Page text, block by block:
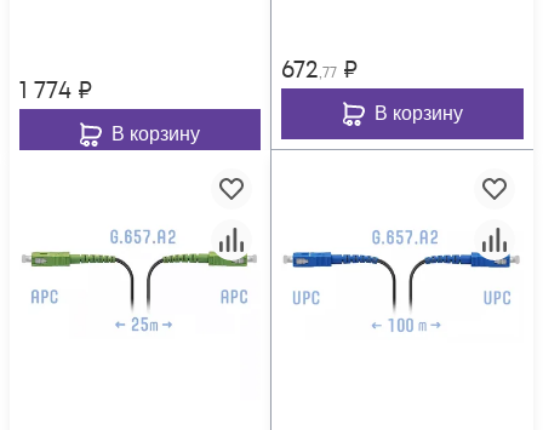
1 774 ₽
В корзину
672,77 ₽
В корзину